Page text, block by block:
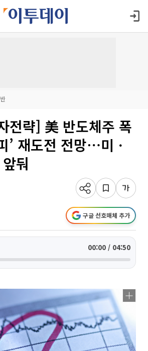
전략] 美 반도체주 폭
’ 재도전 전망⋯미ㆍ
둬
구글 선호매체 추가
00:00 / 04:50